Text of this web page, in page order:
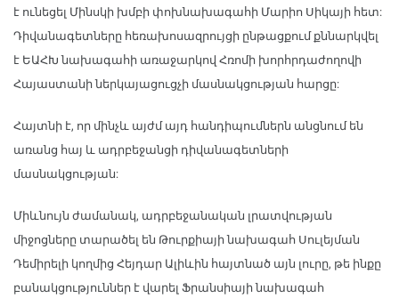
է ունեցել Մինսկի խմբի փոխնախագահի Մարիո Սիկայի հետ:
Դիվանագետները հեռախոսազրույցի ընթացքում քննարկվել
է ԵԱՀԽ նախագահի առաջարկով Հռոմի խորհրդաժողովի
Հայաստանի ներկայացուցչի մասնակցության հարցը:
Հայտնի է, որ մինչև այժմ այդ հանդիպումներն անցնում են
առանց հայ և ադրբեջանցի դիվանագետների
մասնակցության:
Միևնույն ժամանակ, ադրբեջանական լրատվության
միջոցները տարածել են Թուրքիայի նախագահ Սուլեյման
Դեմիրելի կողմից Հեյդար Ալիևին հայտնած այն լուրը, թե ինքը
բանակցություններ է վարել Ֆրանսիայի նախագահ